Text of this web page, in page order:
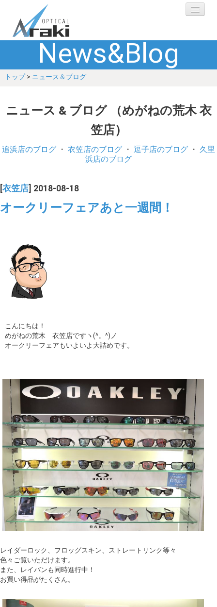
選ばれる理由
ブランド
ショップ
お客さまの声
ブログ
News&Blog
トップ> ニュース＆ブログ
ニュース & ブログ （めがねの荒木 衣
笠店）
追浜店のブログ ・ 衣笠店のブログ ・ 逗子店のブログ ・ 久里
浜店のブログ
衣笠店 ] 2018-08-18
オークリーフェアあと一週間！
こんにちは！
めがねの荒木 衣笠店ですヽ(^。^)ノ
オークリーフェアもいよいよ大詰めです。
レイダーロック、フロッグスキン、ストレートリンク等々
色々ご覧いただけます。
また、レイバンも同時進行中！
お買い得品がたくさん。